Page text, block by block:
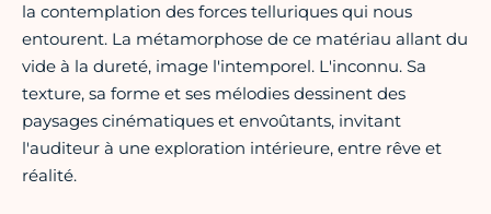
la contemplation des forces telluriques qui nous
entourent. La métamorphose de ce matériau allant du
vide à la dureté, image l'intemporel. L'inconnu. Sa
texture, sa forme et ses mélodies dessinent des
paysages cinématiques et envoûtants, invitant
l'auditeur à une exploration intérieure, entre rêve et
réalité.